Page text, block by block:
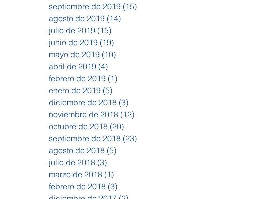
septiembre de 2019 (15)
agosto de 2019 (14)
julio de 2019 (15)
junio de 2019 (19)
mayo de 2019 (10)
abril de 2019 (4)
febrero de 2019 (1)
enero de 2019 (5)
diciembre de 2018 (3)
noviembre de 2018 (12)
octubre de 2018 (20)
septiembre de 2018 (23)
agosto de 2018 (5)
julio de 2018 (3)
marzo de 2018 (1)
febrero de 2018 (3)